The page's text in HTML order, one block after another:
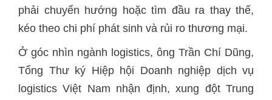
phải chuyển hướng hoặc tìm đầu ra thay thế,
kéo theo chi phí phát sinh và rủi ro thương mại.
Ở góc nhìn ngành logistics, ông Trần Chí Dũng,
Tổng Thư ký Hiệp hội Doanh nghiệp dịch vụ
logistics Việt Nam nhận định, xung đột Trung